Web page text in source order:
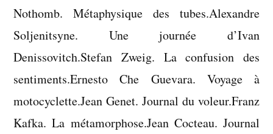
Nothomb. Métaphysique des tubes.Alexandre
Soljenitsyne. Une journée d’Ivan
Denissovitch.Stefan Zweig. La confusion des
sentiments.Ernesto Che Guevara. Voyage à
motocyclette.Jean Genet. Journal du voleur.Franz
Kafka. La métamorphose.Jean Cocteau. Journal